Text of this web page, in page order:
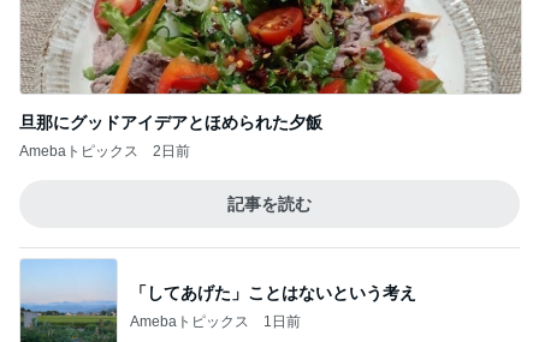
旦那にグッドアイデアとほめられた夕飯
Amebaトピックス 2日前
記事を読む
「してあげた」ことはないという考え
Amebaトピックス 1日前